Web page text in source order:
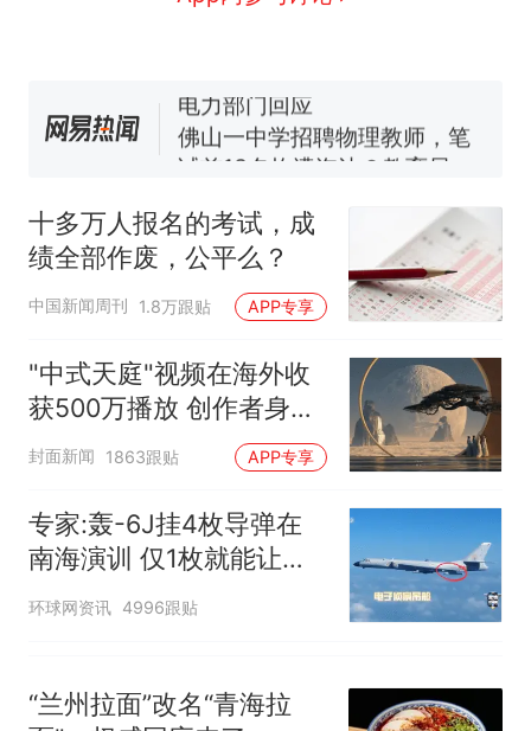
母瘫痪 轰-6J实力有多强？
佛山一中学招聘物理教师，笔
试前13名均遭淘汰？教育局：
核查
全部作废，公平么？
十多万人报名的考试，成
绩全部作废，公平么？
中国新闻周刊 1.8万跟贴 APP专享
"中式天庭"视频在海外收
获500万播放 创作者身份
披露
封面新闻 1863跟贴 APP专享
专家:轰-6J挂4枚导弹在
南海演训 仅1枚就能让航
母瘫痪
环球网资讯 4996跟贴
“兰州拉面”改名“青海拉